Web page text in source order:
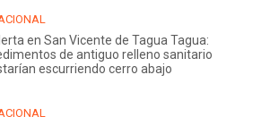
en San Vicente de Tagua Tagua:
de antiguo relleno sanitario
escurriendo cerro abajo